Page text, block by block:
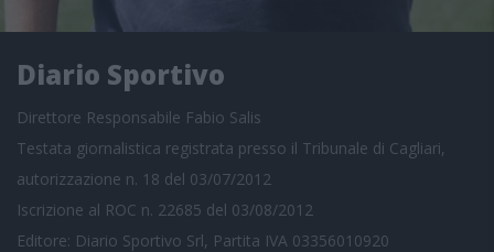
Diario Sportivo
Direttore Responsabile Fabio Salis
Testata giornalistica registrata presso il Tribunale di Cagliari,
autorizzazione n. 18 del 03/07/2012
Iscrizione al ROC n. 22685 del 03/08/2012
Editore: Diario Sportivo Srl, Partita IVA 03356010920